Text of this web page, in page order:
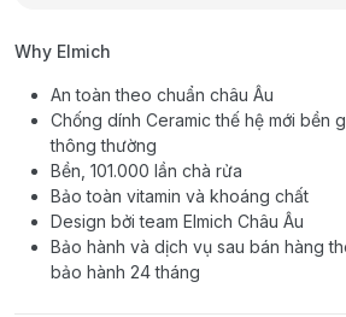
Why Elmich
An toàn theo chuẩn châu Âu
Chống dính Ceramic thế hệ mới bền
thông thường
Bền, 101.000 lần chà rửa
Bảo toàn vitamin và khoáng chất
Design bởi team Elmich Châu Âu
Bảo hành và dịch vụ sau bán hàng
bảo hành 24 tháng